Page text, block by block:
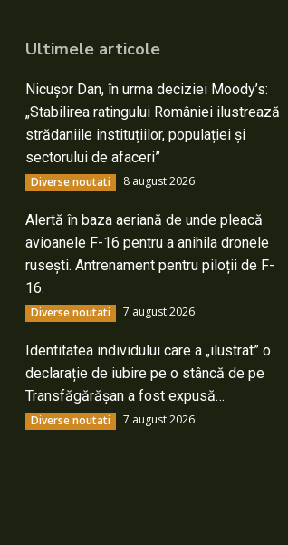
Ultimele articole
Nicușor Dan, în urma deciziei Moody’s:
„Stabilirea ratingului României ilustrează
strădaniile instituțiilor, populației și
sectorului de afaceri”
Diverse noutati 8 august 2026
Alertă în baza aeriană de unde pleacă
avioanele F-16 pentru a anihila dronele
rusești. Antrenament pentru piloții de F-
16.
Diverse noutati 7 august 2026
Identitatea individului care a „ilustrat” o
declarație de iubire pe o stâncă de pe
Transfăgărășan a fost expusă…
Diverse noutati 7 august 2026